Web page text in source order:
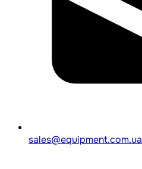
sales@equipment.com.ua